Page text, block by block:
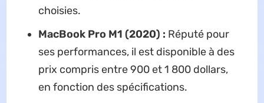
choisies.
MacBook Pro M1 (2020) : Réputé pour
ses performances, il est disponible à des
prix compris entre 900 et 1 800 dollars,
en fonction des spécifications.